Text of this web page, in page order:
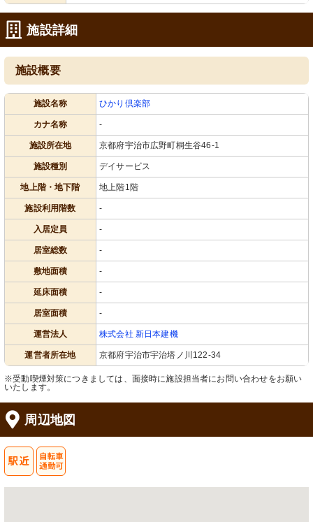
施設詳細
施設概要
施設名称 ひかり倶楽部
カナ名称 -
施設所在地 京都府宇治市広野町桐生谷46-1
施設種別 デイサービス
地上階・地下階 地上階1階
施設利用階数 -
入居定員 -
居室総数 -
敷地面積 -
延床面積 -
居室面積 -
運営法人 株式会社 新日本建機
運営者所在地 京都府宇治市宇治塔ノ川122-34
※受動喫煙対策につきましては、面接時に施設担当者にお問い合わせをお願い
いたします。
周辺地図